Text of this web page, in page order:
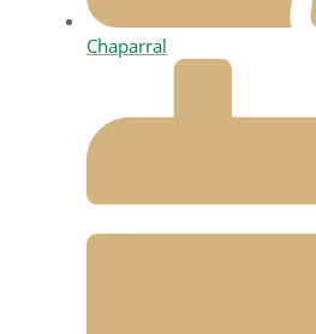
Chaparral